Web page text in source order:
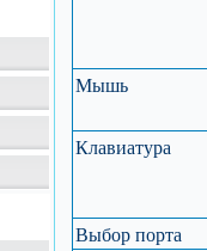
Мышь
Клавиатура
Выбор порта